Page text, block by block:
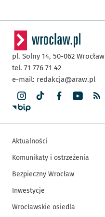
pl. Solny 14, 50-062 Wrocław
tel. 71 776 71 42
e-mail: redakcja@araw.pl
Aktualności
Komunikaty i ostrzeżenia
Bezpieczny Wrocław
Inwestycje
Wrocławskie osiedla